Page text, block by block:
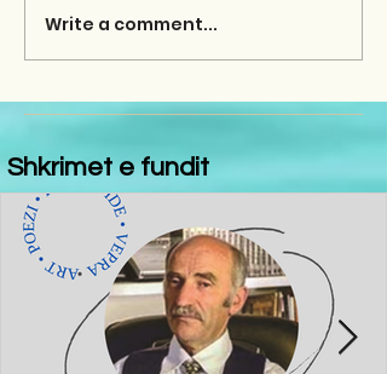
Write a comment...
Shkrimet e fundit